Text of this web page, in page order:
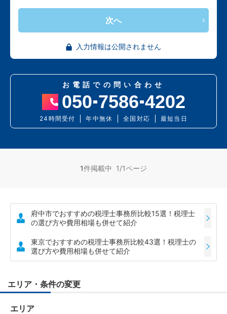
次へ
入力情報は公開されません
お電話での問い合わせ
050 7586 4202
24時間受付 年中無休 全国対応 最短当日
1件掲載中 1/1ページ
府中市でおすすめの税理士事務所比較15選！税理士
の選び方や費用相場も併せて紹介
東京でおすすめの税理士事務所比較43選！税理士の
選び方や費用相場も併せて紹介
エリア・条件の変更
エリア